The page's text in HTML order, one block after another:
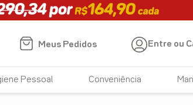
Meus Pedidos Entre ou
Pessoal Conveniência